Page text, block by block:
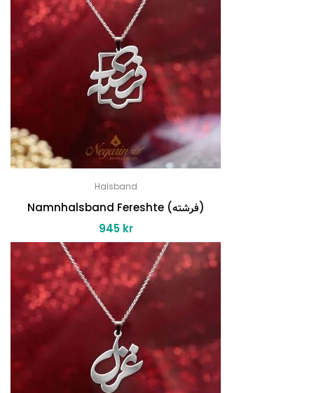
Halsband
Namnhalsband Fereshte (فرشته)
945 kr